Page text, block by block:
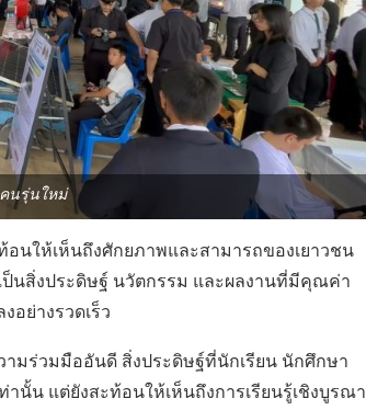
นรุ่นใหม่
ให้เห็นถึงศักยภาพและสามารถของเยาวชน
นสิ่งประดิษฐ์ นวัตกรรม และผลงานที่มีคุณค่า
ย่างรวดเร็ว
มร่วมมืออันดี สิ่งประดิษฐ์ที่นักเรียน นักศึกษา
นั้น แต่ยังสะท้อนให้เห็นถึงการเรียนรู้เชิงบูรณา